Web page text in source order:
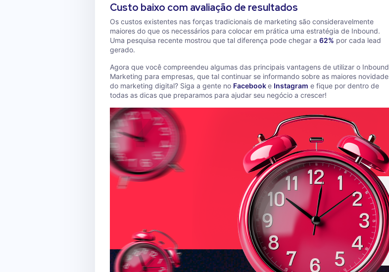
Custo baixo com avaliação de resultados
Os custos existentes nas forças tradicionais de marketing são consideravelmente
maiores do que os necessários para colocar em prática uma estratégia de Inbound.
Uma pesquisa recente mostrou que tal diferença pode chegar a 62% por cada lead
gerado.
Agora que você compreendeu algumas das principais vantagens de utilizar o Inbound
Marketing para empresas, que tal continuar se informando sobre as maiores
do marketing digital? Siga a gente no Facebooke Instagram e fique por dentro de
todas as dicas que preparamos para ajudar seu negócio a crescer!